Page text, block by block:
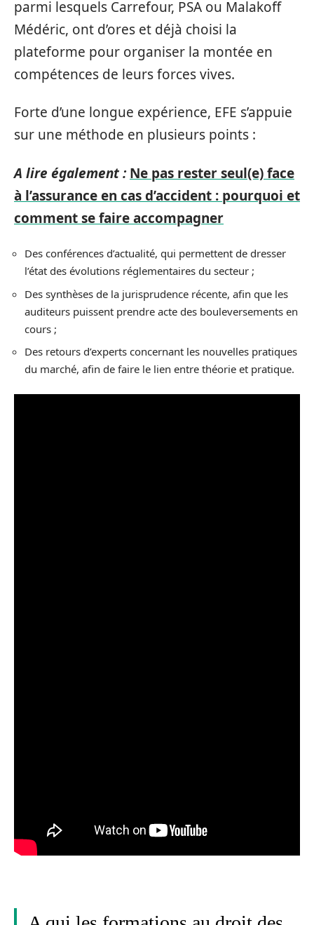
parmi lesquels Carrefour, PSA ou Malakoff
Médéric, ont d’ores et déjà choisi la
plateforme pour organiser la montée en
compétences de leurs forces vives.
Forte d’une longue expérience, EFE s’appuie
sur une méthode en plusieurs points :
A lire également : Ne pas rester seul(e) face
à l’assurance en cas d’accident : pourquoi et
comment se faire accompagner
Des conférences d’actualité, qui permettent de dresser
l’état des évolutions réglementaires du secteur ;
Des synthèses de la jurisprudence récente, afin que les
auditeurs puissent prendre acte des bouleversements en
cours ;
Des retours d’experts concernant les nouvelles pratiques
du marché, afin de faire le lien entre théorie et pratique.